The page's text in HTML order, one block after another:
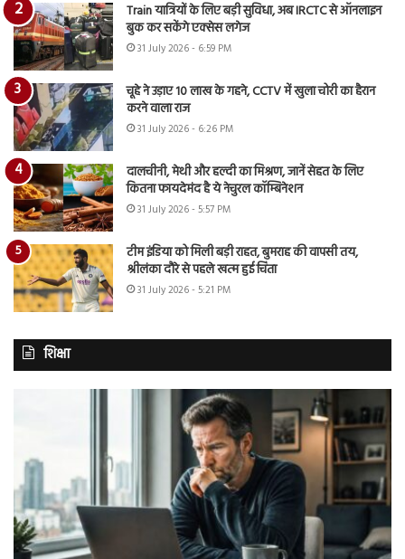
Train यात्रियों के लिए बड़ी सुविधा, अब IRCTC से ऑनलाइन
बुक कर सकेंगे एक्सेस लगेज
31 July 2026 - 6:59 PM
चूहे ने उड़ाए 10 लाख के गहने, CCTV में खुला चोरी का हैरान
करने वाला राज
31 July 2026 - 6:26 PM
दालचीनी, मेथी और हल्दी का मिश्रण, जानें सेहत के लिए
कितना फायदेमंद है ये नेचुरल कॉम्बिनेशन
31 July 2026 - 5:57 PM
टीम इंडिया को मिली बड़ी राहत, बुमराह की वापसी तय,
श्रीलंका दौरे से पहले खत्म हुई चिंता
31 July 2026 - 5:21 PM
शिक्षा